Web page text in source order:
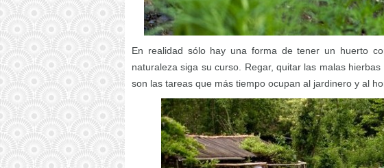
En realidad sólo hay una forma de tener un huerto
naturaleza siga su curso. Regar, quitar las malas
son las tareas que más tiempo ocupan al jardinero y al